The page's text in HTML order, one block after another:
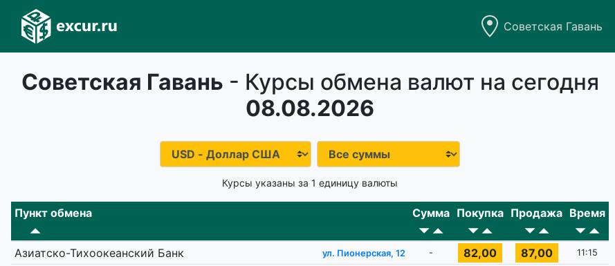
Советская Гавань
Советская Гавань - Курсы обмена валют на сегодня
08.08.2026
Курсы указаны за 1 единицу валюты
Пункт обмена Сумма Покупка Продажа Время
Азиатско-Тихоокеанский Банк ул. Пионерская, 12 - 82,00 87,00 11:15